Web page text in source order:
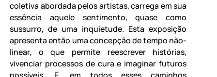
coletiva abordada pelos artistas, carrega em sua
essência aquele sentimento, quase como
sussurro, de uma inquietude. Esta exposição
apresenta então uma concepção de tempo não-
linear, o que permite reescrever histórias,
vivenciar processos de cura e imaginar futuros